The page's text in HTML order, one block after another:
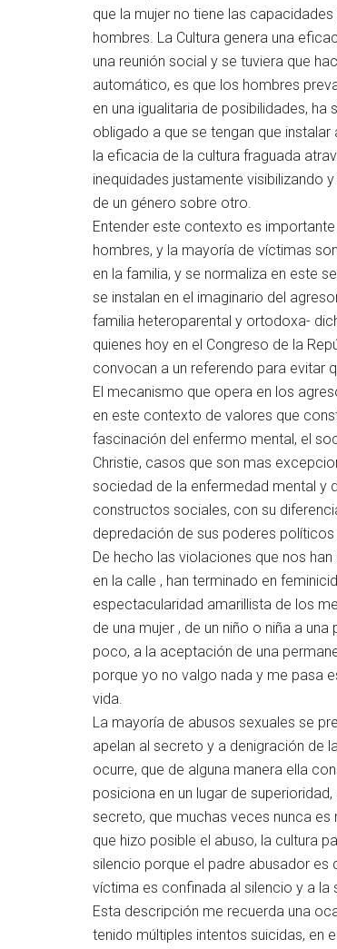
que la mujer no tiene las
hombres. La Cultura genera una
una reunión social y se tuviera que
automático, es que los hombres
en una igualitaria de posibilidades,
obligado a que se tengan que
la eficacia de la cultura fraguada
inequidades justamente visibilizando
de un género sobre otro.
Entender este contexto es
hombres, y la mayoría de víctimas
en la familia, y se normaliza en este
se instalan en el imaginario del
familia heteroparental y ortodoxa-
quienes hoy en el Congreso de la
convocan a un referendo para evitar
El mecanismo que opera en los
en este contexto de valores que
fascinación del enfermo mental, el
Christie, casos que son mas
sociedad de la enfermedad mental y
constructos sociales, con su
depredación de sus poderes
De hecho las violaciones que nos
en la calle , han terminado en
espectacularidad amarillista de los
de una mujer , de un niño o niña a
poco, a la aceptación de una
porque yo no valgo nada y me pasa
vida.
La mayoría de abusos sexuales se
apelan al secreto y a denigración de
ocurre, que de alguna manera ella
posiciona en un lugar de
secreto, que muchas veces nunca
que hizo posible el abuso, la cultura
silencio porque el padre abusador es
víctima es confinada al silencio y a la
Esta descripción me recuerda una
tenido múltiples intentos suicidas, en